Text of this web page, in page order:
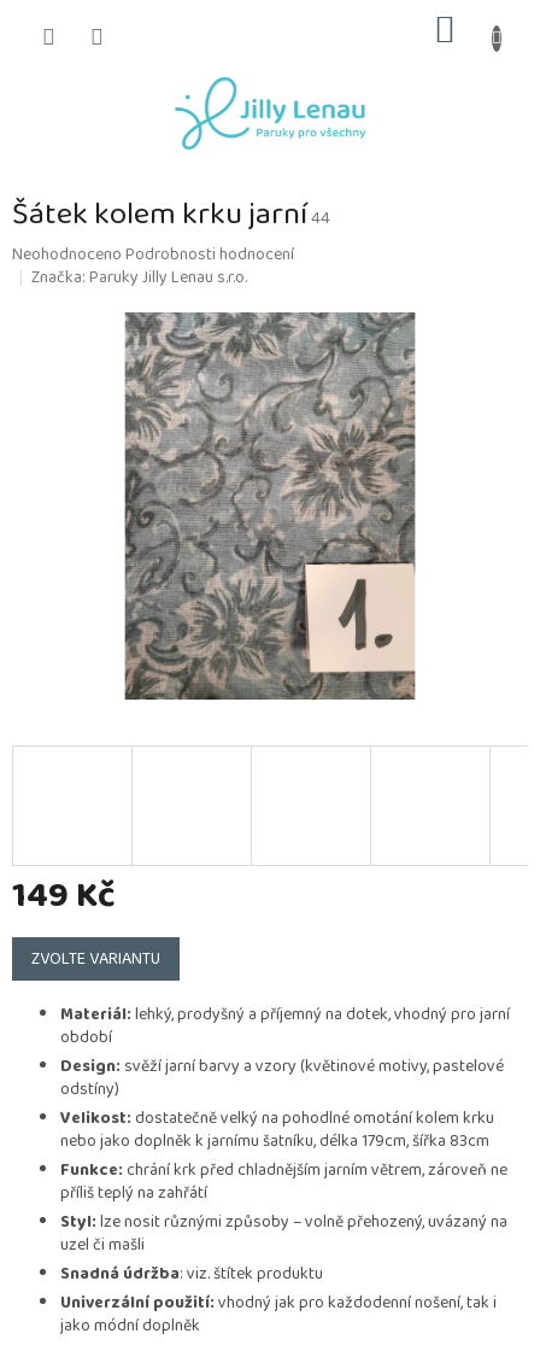
KOŠÍK
Šátek kolem krku jarní44
Průměrné
hodnocení
NeohodnocenoPodrobnosti hodnocení
Značka:Paruky Jilly Lenau s.r.o.
149 Kč
Měrná
cena:
ZVOLTE VARIANTU
Materiál:lehký, prodyšný a příjemný na dotek, vhodný pro jarní
období
Design: svěží jarní barvy a vzory (květinové motivy, pastelové
odstíny)
Velikost: dostatečně velký na pohodlné omotání kolem krku
nebo jako doplněk k jarnímu šatníku, délka 179cm, šířka 83cm
Funkce: chrání krk před chladnějším jarním větrem, zároveň ne
příliš teplý na zahřátí
Styl:lze nosit různými způsoby – volně přehozený, uvázaný na
uzel či mašli
Snadná údržba: viz. štítek produktu
Univerzální použití:vhodný jak pro každodenní nošení, tak i
jako módní doplněk